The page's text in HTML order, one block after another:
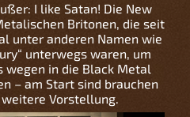
I like Satan! Die New
Britonen, die seit
unter anderen Namen wie
unterwegs waren, um
wegen in die Black Metal
– am Start sind brauchen
Vorstellung.